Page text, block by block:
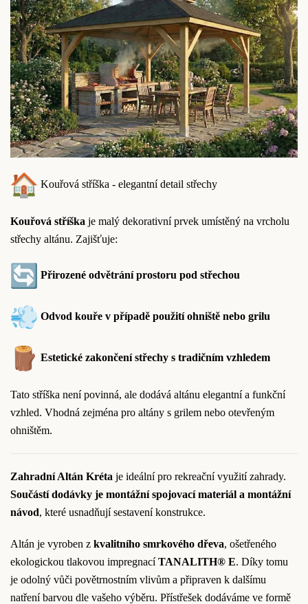
Kouřová stříška - elegantní detail střechy
Kouřová stříška je malý dekorativní prvek umístěný na vrcholu
střechy altánu. Zajišťuje:
Přirozené odvětrání prostoru pod střechou
Odvod kouře v případě použití ohniště nebo grilu
Estetické zakončení střechy s tradičním vzhledem
Tato stříška není povinná, ale dodává altánu elegantní a funkční
vzhled. Vhodná zejména pro altány s grilem nebo otevřeným
ohništěm.
Zahradní Altán Kréta je ideální pro rekreační využití zahrady.
Součástí dodávky je montážní spojovací materiál a montážní
návod, které usnadňují sestavení konstrukce.
Altán je vyroben z kvalitního smrkového dřeva, ošetřeného
ekologickou tlakovou impregnacíTANALITH® E. Díky tomu
je odolný vůči povětrnostním vlivům a připraven k dalšímu
natření barvou dle vašeho výběru. Přístřešek dodáváme ve formě